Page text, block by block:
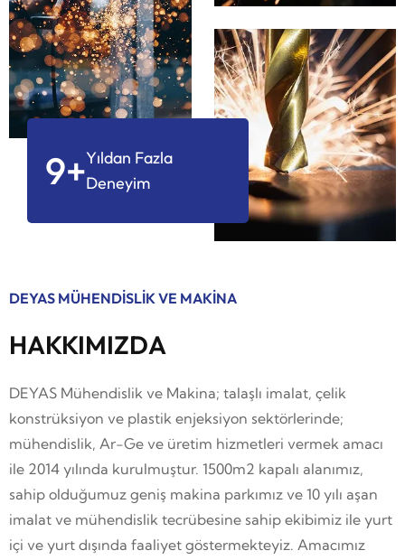
9+Yıldan Fazla
Deneyim
DEYAS MÜHENDİSLİK VE MAKİNA
HAKKIMIZDA
DEYAS Mühendislik ve Makina; talaşlı imalat, çelik
konstrüksiyon ve plastik enjeksiyon sektörlerinde;
mühendislik, Ar-Ge ve üretim hizmetleri vermek amacı
ile 2014 yılında kurulmuştur. 1500m2 kapalı alanımız,
sahip olduğumuz geniş makina parkımız ve 10 yılı aşan
imalat ve mühendislik tecrübesine sahip ekibimiz ile yurt
içi ve yurt dışında faaliyet göstermekteyiz. Amacımız